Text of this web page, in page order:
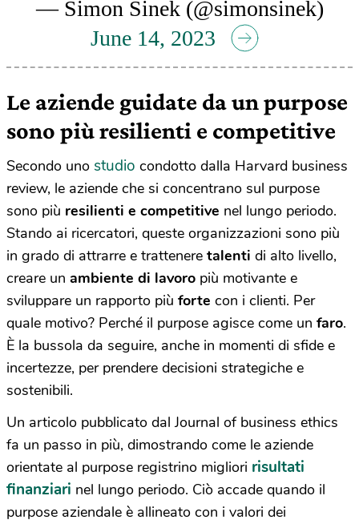
— Simon Sinek (@simonsinek)
June 14, 2023
Le aziende guidate da un purpose
sono più resilienti e competitive
Secondo uno studio condotto dalla Harvard business
review, le aziende che si concentrano sul purpose
sono più resilienti e competitive nel lungo periodo.
Stando ai ricercatori, queste organizzazioni sono più
in grado di attrarre e trattenere talenti di alto livello,
creare un ambiente di lavoro più motivante e
sviluppare un rapporto più forte con i clienti. Per
quale motivo? Perché il purpose agisce come un faro.
È la bussola da seguire, anche in momenti di sfide e
incertezze, per prendere decisioni strategiche e
sostenibili.
Un articolo pubblicato dal Journal of business ethics
fa un passo in più, dimostrando come le aziende
orientate al purpose registrino migliori risultati
finanziari nel lungo periodo. Ciò accade quando il
purpose aziendale è allineato con i valori dei